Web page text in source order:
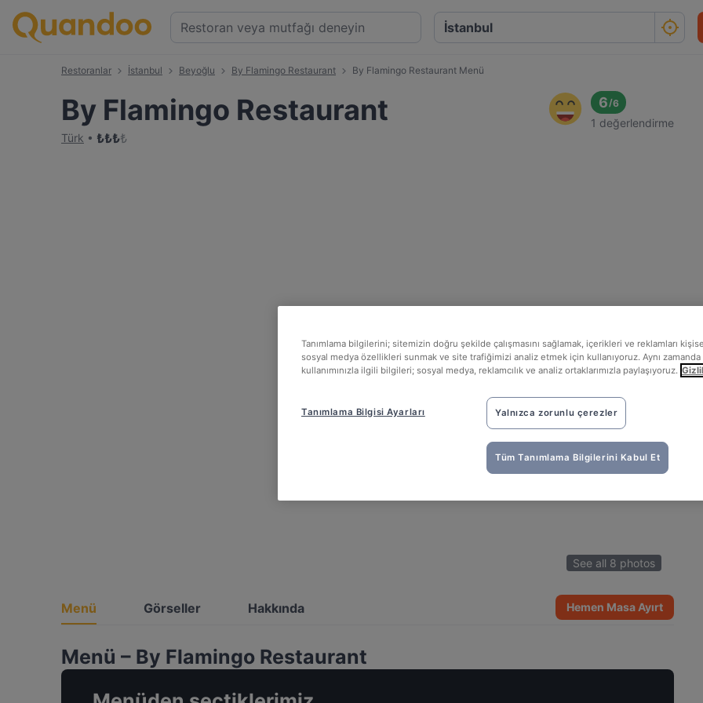
Restoranlar İstanbul Beyoğlu By Flamingo Restaurant By Flamingo Restaurant Menü
By Flamingo Restaurant
Türk ₺₺₺₺
6/6
1 değerlendirme
See all 8 photos
Menü Görseller Hakkında Hemen Masa Ayırt
Menü – By Flamingo Restaurant
Tanımlama bilgilerini; sitemizin doğru şekilde çalışmasını sağlamak, içerikleri ve reklamları
sosyal medya özellikleri sunmak ve site trafiğimizi analiz etmek için kullanıyoruz. Aynı zamanda
kullanımınızla ilgili bilgileri; sosyal medya, reklamcılık ve analiz ortaklarımızla paylaşıyoruz.
Yalnızca zorunlu çerezler
Tüm Tanımlama Bilgilerini Kabul Et
Tanımlama Bilgisi Ayarları